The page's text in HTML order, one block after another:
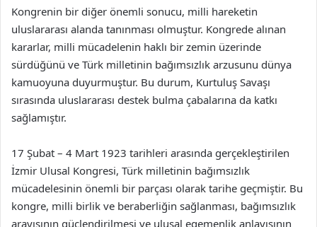
Kongrenin bir diğer önemli sonucu, milli hareketin
uluslararası alanda tanınması olmuştur. Kongrede alınan
kararlar, milli mücadelenin haklı bir zemin üzerinde
sürdüğünü ve Türk milletinin bağımsızlık arzusunu dünya
kamuoyuna duyurmuştur. Bu durum, Kurtuluş Savaşı
sırasında uluslararası destek bulma çabalarına da katkı
sağlamıştır.
17 Şubat – 4 Mart 1923 tarihleri arasında gerçekleştirilen
İzmir Ulusal Kongresi, Türk milletinin bağımsızlık
mücadelesinin önemli bir parçası olarak tarihe geçmiştir. Bu
kongre, milli birlik ve beraberliğin sağlanması, bağımsızlık
arayışının güçlendirilmesi ve ulusal egemenlik anlayışının